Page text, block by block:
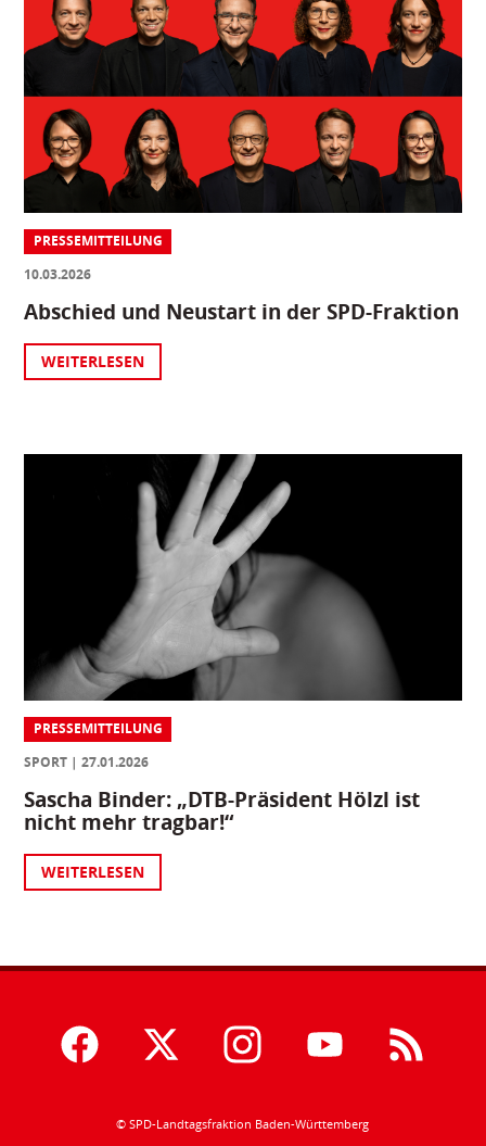
PRESSEMITTEILUNG
10.03.2026
Abschied und Neustart in der SPD-Fraktion
WEITERLESEN
PRESSEMITTEILUNG
SPORT
27.01.2026
Sascha Binder: „DTB-Präsident Hölzl ist
nicht mehr tragbar!“
WEITERLESEN
© SPD-Landtagsfraktion Baden-Württemberg